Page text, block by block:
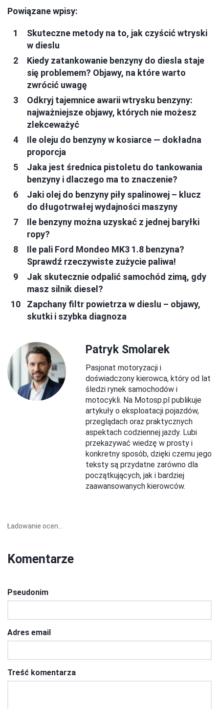
Powiązane wpisy:
Skuteczne metody na to, jak czyścić wtryski
w dieslu
Kiedy zatankowanie benzyny do diesla staje
się problemem? Objawy, na które warto
zwrócić uwagę
Odkryj tajemnice awarii wtrysku benzyny:
najważniejsze objawy, których nie możesz
zlekceważyć
Ile oleju do benzyny w kosiarce — dokładna
proporcja
Jaka jest średnica pistoletu do tankowania
benzyny i dlaczego ma to znaczenie?
Jaki olej do benzyny piły spalinowej – klucz
do długotrwałej wydajności maszyny
Ile benzyny można uzyskać z jednej baryłki
ropy?
Ile pali Ford Mondeo MK3 1.8 benzyna?
Sprawdź rzeczywiste zużycie paliwa!
Jak skutecznie odpalić samochód zimą, gdy
masz silnik diesel?
Zapchany filtr powietrza w dieslu – objawy,
skutki i szybka diagnoza
Patryk Smolarek
Pasjonat motoryzacji i
doświadczony kierowca, który od lat
śledzi rynek samochodów i
motocykli. Na Motosp.pl publikuje
artykuły o eksploatacji pojazdów,
przeglądach oraz praktycznych
aspektach codziennej jazdy. Lubi
przekazywać wiedzę w prosty i
konkretny sposób, dzięki czemu jego
teksty są przydatne zarówno dla
początkujących, jak i bardziej
zaawansowanych kierowców.
Ładowanie ocen...
Komentarze
Pseudonim
Adres email
Treść komentarza